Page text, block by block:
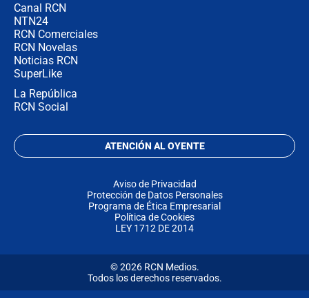
Canal RCN
NTN24
RCN Comerciales
RCN Novelas
Noticias RCN
SuperLike
La República
RCN Social
ATENCIÓN AL OYENTE
Aviso de Privacidad
Protección de Datos Personales
Programa de Ética Empresarial
Política de Cookies
LEY 1712 DE 2014
© 2026 RCN Medios.
Todos los derechos reservados.